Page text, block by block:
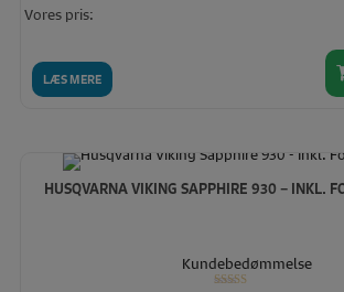
LÆS MERE
Vores pris:
HUSQVARNA VIKING SAPPHIRE 930 – INKL.
Kundebedømmelse